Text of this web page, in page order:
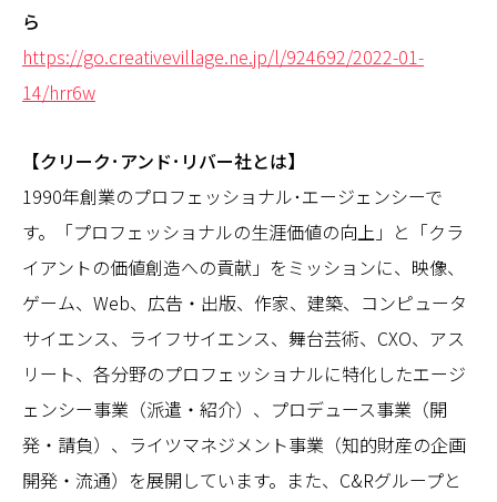
ら
https://go.creativevillage.ne.jp/l/924692/2022-01-
14/hrr6w
【クリーク･アンド･リバー社とは】
1990年創業のプロフェッショナル･エージェンシーで
す。「プロフェッショナルの生涯価値の向上」と「クラ
イアントの価値創造への貢献」をミッションに、映像、
ゲーム、Web、広告・出版、作家、建築、コンピュータ
サイエンス、ライフサイエンス、舞台芸術、CXO、アス
リート、各分野のプロフェッショナルに特化したエージ
ェンシー事業（派遣・紹介）、プロデュース事業（開
発・請負）、ライツマネジメント事業（知的財産の企画
開発・流通）を展開しています。また、C&Rグループと